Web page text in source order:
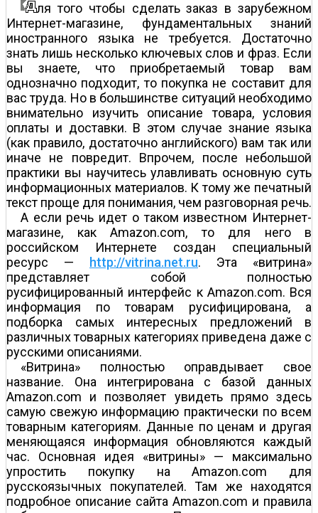
ля того чтобы сделать заказ в зарубежном
Интернет-магазине, фундаментальных знаний
иностранного языка не требуется. Достаточно
знать лишь несколько ключевых слов и фраз. Если
вы знаете, что приобретаемый товар вам
однозначно подходит, то покупка не составит для
вас труда. Но в большинстве ситуаций необходимо
внимательно изучить описание товара, условия
оплаты и доставки. В этом случае знание языка
(как правило, достаточно английского) вам так или
иначе не повредит. Впрочем, после небольшой
практики вы научитесь улавливать основную суть
информационных материалов. К тому же печатный
текст проще для понимания, чем разговорная речь.
А если речь идет о таком известном Интернет-
магазине, как Amazon.com, то для него в
российском Интернете создан специальный
ресурс —
http://vitrina.net.ru. Эта «витрина»
представляет собой полностью
русифицированный интерфейс к Amazon.com. Вся
информация по товарам русифицирована, а
подборка самых интересных предложений в
различных товарных категориях приведена даже с
русскими описаниями.
«Витрина» полностью оправдывает свое
название. Она интегрирована с базой данных
Amazon.com и позволяет увидеть прямо здесь
самую свежую информацию практически по всем
товарным категориям. Данные по ценам и другая
меняющаяся информация обновляются каждый
час. Основная идея «витрины» — максимально
упростить покупку на Amazon.com для
русскоязычных покупателей. Там же находятся
подробное описание сайта Amazon.com и правила